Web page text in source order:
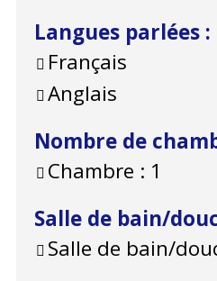
Langues parlées :
Français
Anglais
Nombre de
Chambre : 1
Salle de bain/
Salle de bain/